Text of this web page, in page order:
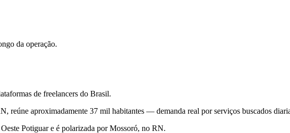
da operação.
de freelancers do Brasil.
reúne aproximadamente 37 mil habitantes — demanda real por serviços buscados
Potiguar e é polarizada por Mossoró, no RN.